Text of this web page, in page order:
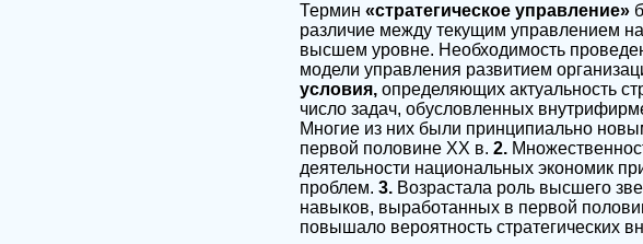
Термин «стратегическое управление»
различие между текущим управлением
высшем уровне. Необходимость
модели управления развитием
условия, определяющих актуальность
число задач, обусловленных
Многие из них были принципиально
первой половине XX в. 2.
деятельности национальных экономик
проблем. 3. Возрастала роль высшего
навыков, выработанных в первой
повышало вероятность стратегических